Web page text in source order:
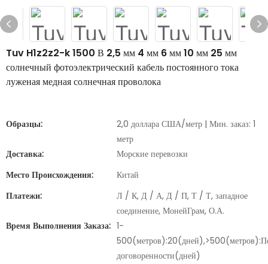
Tuv H1z2z2-k 1500 В 2,5 мм 4 мм 6 мм 10 мм 25 мм
солнечный фотоэлектрический кабель постоянного тока
луженая медная солнечная проволока
Образцы:
2,0 доллара США/метр | Мин. заказ: 1
метр
Доставка:
Морские перевозки
Место Происхождения:
Китай
Платежи:
Л / К, Д / А, Д / П, Т / Т, западное
соединение, МонейГрам, О.А.
Время Выполнения Заказа: 1-
договоренности(дней)